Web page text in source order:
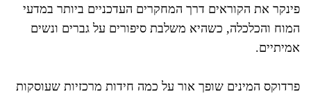
פינקר את הקוראים דרך המחקרים העדכניים ביותר במדעי
המוח והכלכלה, כשהיא משלבת סיפורים על גברים ונשים
אמיתיים.
פרדוקס המינים שופך אור על כמה חידות מרכזיות שעוסקות